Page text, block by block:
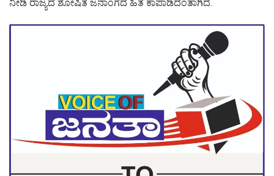
ನೀಡಿ ರಾಜ್ಯದ ಶೋಷಿತ ಜನಾಂಗದ ಹಿತ ಕಾಪಾಡಿದಂತಾಗಿದೆ.